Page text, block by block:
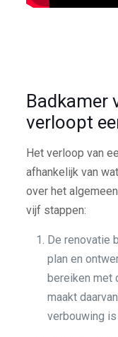
Badkamer
verloopt
Het verloop van
afhankelijk van
over het
vijf stappen:
De renovatie
plan en
bereiken met
maakt
verbouwing